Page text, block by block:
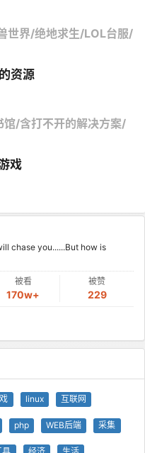
世界/绝地求生/LOL台服/
资源
/含打不开的解决方案/
戏
chase you......But how is
被看
170w+
被赞
229
linux 互联网
php WEB后端 采集